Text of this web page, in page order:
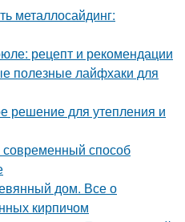
металлосайдинг:
рецепт и рекомендации
полезные лайфхаки для
решение для утепления и
современный способ
дом. Все о
кирпичом